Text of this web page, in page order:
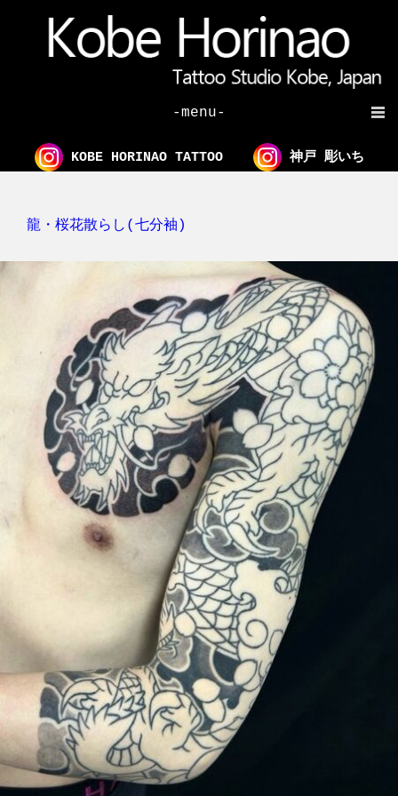
-menu-
KOBE HORINAO TATTOO 神戸 彫いち
龍・桜花散らし(七分袖)